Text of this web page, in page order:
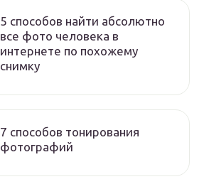
5 способов найти абсолютно
все фото человека в
интернете по похожему
снимку
7 способов тонирования
фотографий